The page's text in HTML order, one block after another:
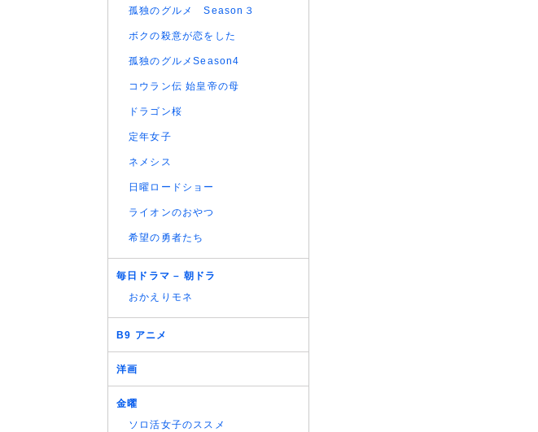
孤独のグルメ Season３
ボクの殺意が恋をした
孤独のグルメSeason4
コウラン伝 始皇帝の母
ドラゴン桜
定年女子
ネメシス
日曜ロードショー
ライオンのおやつ
希望の勇者たち
毎日ドラマ – 朝ドラ
おかえりモネ
B9 アニメ
洋画
金曜
ソロ活女子のススメ